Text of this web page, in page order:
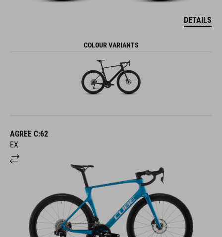
DETAILS
COLOUR VARIANTS
AGREE C:62
EX